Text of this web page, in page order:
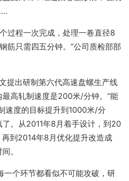
过程一次完成，处理一卷直径8
筋只需四五分钟。”公司质检部部
提出研制第六代高速盘螺生产线
高轧制速度是200米/分钟。“能
速度的目标提升到1000米/分
。从2011年8月着手设计，到20
到2014年8月优化提升改造成
。
个环节都看似不可能攻破，研